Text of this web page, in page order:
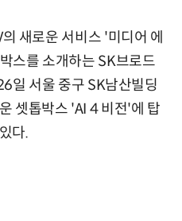
새로운 서비스 '미디어 에
스를 소개하는 SK브로드
일 서울 중구 SK남산빌딩
셋톱박스 'AI 4 비전'에 탑
다.